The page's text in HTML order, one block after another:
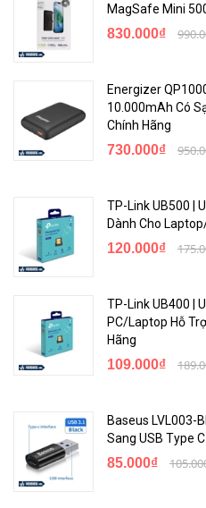
MagSafe Mini
830.000₫
Energizer
10.000mAh Có
Chính Hãng
730.000₫
TP-Link UB500 |
Dành Cho
120.000₫
TP-Link UB400 |
PC/Laptop Hỗ
Hãng
109.000₫
Baseus LVL003-
Sang USB Type
85.000₫